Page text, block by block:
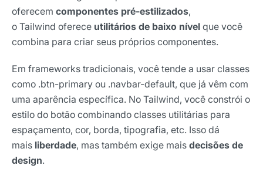
oferecem componentes pré-estilizados,
o Tailwind oferece utilitários de baixo nível que você
combina para criar seus próprios componentes.
Em frameworks tradicionais, você tende a usar classes
como .btn-primary ou .navbar-default, que já vêm com
uma aparência específica. No Tailwind, você constrói o
estilo do botão combinando classes utilitárias para
espaçamento, cor, borda, tipografia, etc. Isso dá
mais liberdade, mas também exige mais decisões de
design.